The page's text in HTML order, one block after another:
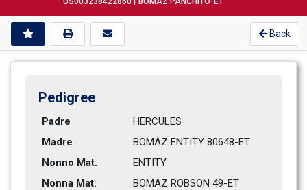
Back
Pedigree
Padre
HERCULES
Madre
BOMAZ ENTITY 80648-ET
Nonno Mat.
ENTITY
Nonna Mat.
BOMAZ ROBSON 49-ET